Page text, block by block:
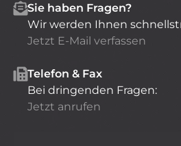
Sie haben Fragen?
Wir werden Ihnen
Jetzt E-Mail verfassen
Telefon & Fax
Bei dringenden Fragen:
Jetzt anrufen